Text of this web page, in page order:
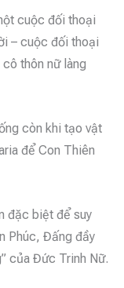
cuộc đối thoại
– cuộc đối thoại
thôn nữ làng
còn khi tạo vật
để Con Thiên
đặc biệt để suy
Phúc, Đấng đầy
của Đức Trinh Nữ.